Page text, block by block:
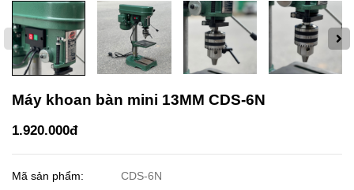
Máy khoan bàn mini 13MM CDS-6N
1.920.000đ
Mã sản phẩm: CDS-6N